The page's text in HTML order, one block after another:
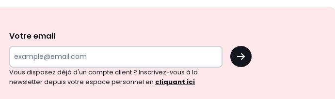
et
de
surprises?
Votre email
OK
Vous disposez déjà d'un compte client ? Inscrivez-vous à la
newsletter depuis votre espace personnel en cliquant ici